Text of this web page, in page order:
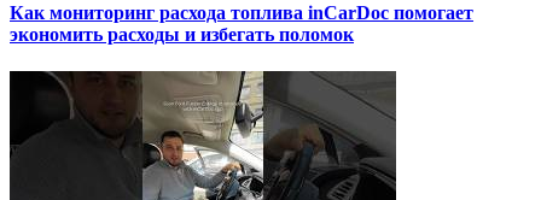
Как мониторинг расхода топлива inCarDoc помогает
экономить расходы и избегать поломок